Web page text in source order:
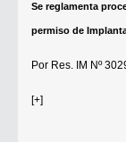
Se reglamenta
permiso de
Por Res. IM Nº
[+]